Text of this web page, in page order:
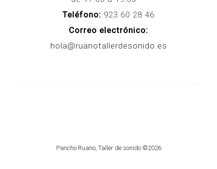
Teléfono: 923 60 28 46
Correo electrónico:
hola@ruanotallerdesonido.es
Pancho Ruano, Taller de sonido ©2026